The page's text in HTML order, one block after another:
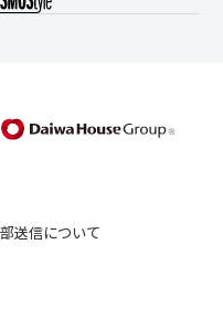
送信について